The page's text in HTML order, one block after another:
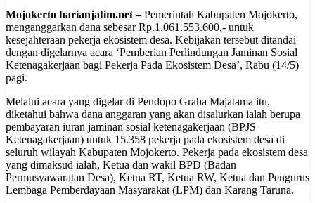
Mojokerto harianjatim.net –Pemerintah Kabupaten Mojokerto,
menganggarkan dana sebesar Rp.1.061.553.600,- untuk
kesejahteraan pekerja ekosistem desa. Kebijakan tersebut ditandai
dengan digelarnya acara ‘Pemberian Perlindungan Jaminan Sosial
Ketenagakerjaan bagi Pekerja Pada Ekosistem Desa’, Rabu (14/5)
pagi.
Melalui acara yang digelar di Pendopo Graha Majatama itu,
diketahui bahwa dana anggaran yang akan disalurkan ialah berupa
pembayaran iuran jaminan sosial ketenagakerjaan (BPJS
Ketenagakerjaan) untuk 15.358 pekerja pada ekosistem desa di
seluruh wilayah Kabupaten Mojokerto. Pekerja pada ekosistem desa
yang dimaksud ialah, Ketua dan wakil BPD (Badan
Permusyawaratan Desa), Ketua RT, Ketua RW, Ketua dan Pengurus
Lembaga Pemberdayaan Masyarakat (LPM) dan Karang Taruna.